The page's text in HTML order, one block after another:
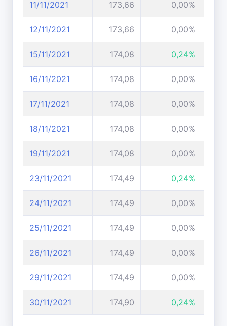
11/11/2021 173,66 0,00%
12/11/2021 173,66 0,00%
15/11/2021 174,08 0,24%
16/11/2021 174,08 0,00%
17/11/2021 174,08 0,00%
18/11/2021 174,08 0,00%
19/11/2021 174,08 0,00%
23/11/2021 174,49 0,24%
24/11/2021 174,49 0,00%
25/11/2021 174,49 0,00%
26/11/2021 174,49 0,00%
29/11/2021 174,49 0,00%
30/11/2021 174,90 0,24%